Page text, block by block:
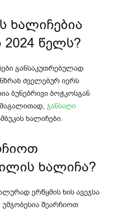
ხალიჩებია
წელს?
განსაკუთრებულად
ძველებურ იერს
ბუნებრივი ბოჭკოსგან
ჯანსაღი
ხალიჩები.
ხალიჩა?
ერწყმის ხის ავეჯსა
შეარჩიოთ